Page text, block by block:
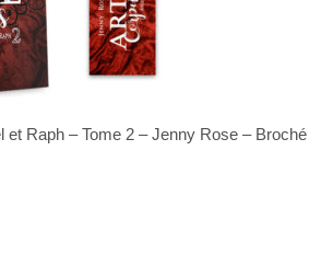
et Raph – Tome 2 – Jenny Rose – Broché